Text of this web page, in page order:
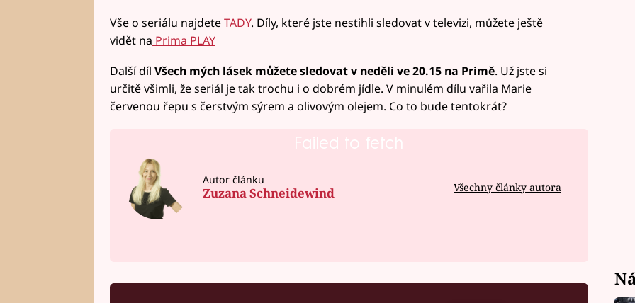
Vše o seriálu najdeteTADY. Díly, které jste nestihli sledovat v televizi, můžete ještě
vidět na Prima PLAY
Další díl Všech mých lásek můžete sledovat v neděli ve 20.15 na Primě. Už jste si
určitě všimli, že seriál je tak trochu i o dobrém jídle. V minulém dílu vařila Marie
červenou řepu s čerstvým sýrem a olivovým olejem. Co to bude tentokrát?
Failed to fetch
Autor článku
Zuzana Schneidewind Všechny články autora